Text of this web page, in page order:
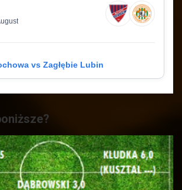
vs Zagłębie Lubin